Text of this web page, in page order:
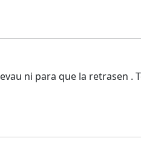
ni para que la retrasen